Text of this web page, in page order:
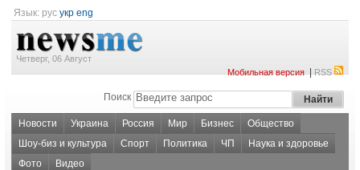
Язык: рус укр eng
Четверг, 06 Август
Мобильная версия|RSS
Поиск
Новости Украина Россия Мир Бизнес
Общество
Шоу-биз и культура
Спорт Политика ЧП
Наука и здоровье
Фото
Видео